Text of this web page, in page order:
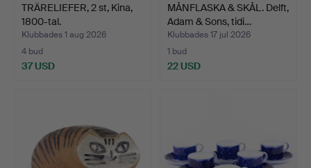
TRÄRELIEFER, 2 st, Kina,
1800-tal.
Klubbades 1 aug 2026
4 bud
37 USD
MÅNFLASKA & SKÅL. Delft,
Adam & Sons, tidi…
Klubbades 17 jul 2026
1 bud
22 USD